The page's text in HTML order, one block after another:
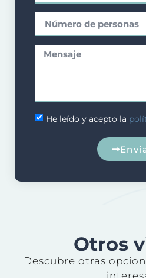
He leído y acepto la
Otros
Descubre otras